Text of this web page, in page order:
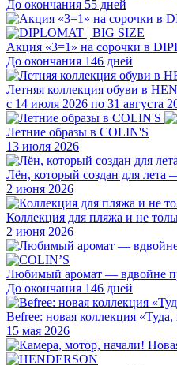
До окончания 55 дней
Акция «3=1» на сорочки в
До окончания 146 дней
Летняя коллекция обуви в
с 14 июля 2026 по 31 августа
Летние образы в COLIN'S
13 июля 2026
Лён, который создан для лета
2 июня 2026
Коллекция для пляжа и не
2 июня 2026
Любимый аромат — вдвойне
До окончания 146 дней
Befree: новая коллекция «Туда,
15 мая 2026